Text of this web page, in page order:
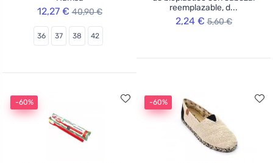
12,27 € 40,90 €
36 37 38 42
reemplazable, d...
2,24 € 5,60 €
-60% -60%